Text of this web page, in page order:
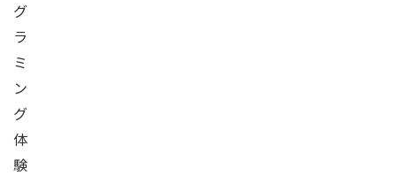
グ
ラ
ミ
ン
グ
体
験